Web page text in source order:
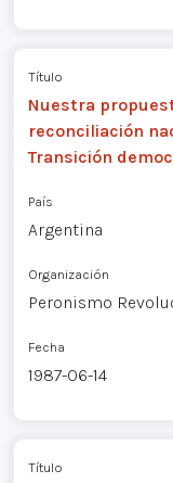
Título
Nuestra
reconciliación
Transición
País
Argentina
Organización
Peronismo
Fecha
1987-06-14
Título